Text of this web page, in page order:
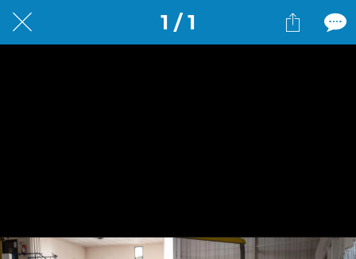
1 / 1